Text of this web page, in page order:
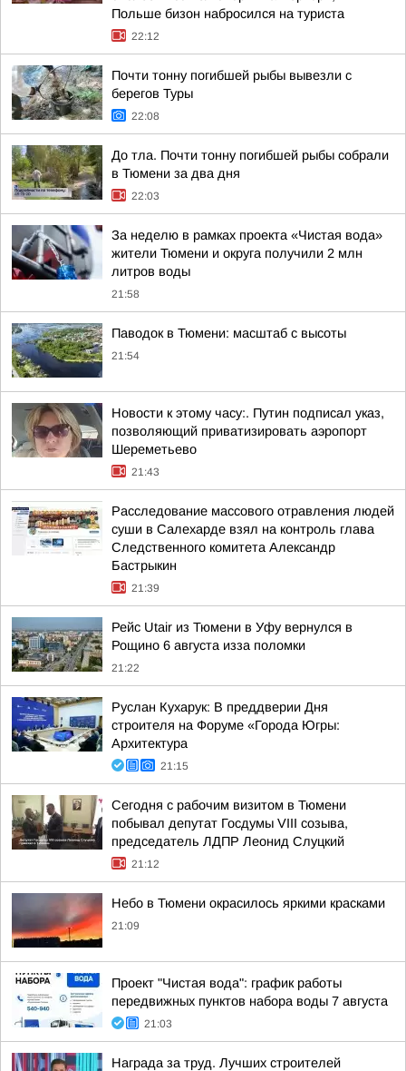
Польше бизон набросился на туриста
22:12
Почти тонну погибшей рыбы вывезли с
берегов Туры
22:08
До тла. Почти тонну погибшей рыбы собрали
в Тюмени за два дня
22:03
За неделю в рамках проекта «Чистая вода»
жители Тюмени и округа получили 2 млн
литров воды
21:58
Паводок в Тюмени: масштаб с высоты
21:54
Новости к этому часу:. Путин подписал указ,
позволяющий приватизировать аэропорт
Шереметьево
21:43
Расследование массового отравления людей
суши в Салехарде взял на контроль глава
Следственного комитета Александр
Бастрыкин
21:39
Рейс Utair из Тюмени в Уфу вернулся в
Рощино 6 августа изза поломки
21:22
Руслан Кухарук: В преддверии Дня
строителя на Форуме «Города Югры:
Архитектура
21:15
Сегодня с рабочим визитом в Тюмени
побывал депутат Госдумы VIII созыва,
председатель ЛДПР Леонид Слуцкий
21:12
Небо в Тюмени окрасилось яркими красками
21:09
Проект "Чистая вода": график работы
передвижных пунктов набора воды 7 августа
21:03
Награда за труд. Лучших строителей